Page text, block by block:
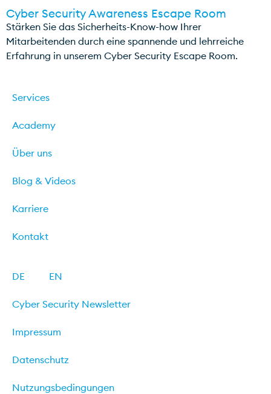
Cyber Security Awareness Escape Room
Stärken Sie das Sicherheits-Know-how Ihrer
Mitarbeitenden durch eine spannende und lehrreiche
Erfahrung in unserem Cyber Security Escape Room.
Services
Academy
Über uns
Blog & Videos
Karriere
Kontakt
DE EN
Cyber Security Newsletter
Impressum
Datenschutz
Nutzungsbedingungen